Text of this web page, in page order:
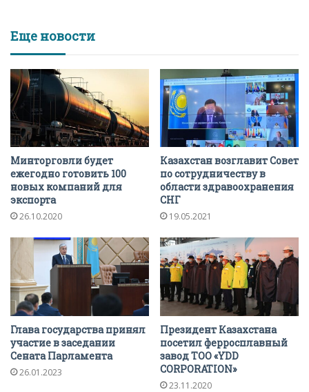
Еще новости
Минторговли будет
ежегодно готовить 100
новых компаний для
экспорта
26.10.2020
Казахстан возглавит Совет
по сотрудничеству в
области здравоохранения
СНГ
19.05.2021
Глава государства принял
участие в заседании
Сената Парламента
26.01.2023
Президент Казахстана
посетил ферросплавный
завод ТОО «YDD
CORPORATION»
23.11.2020